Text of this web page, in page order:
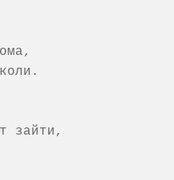
зайти,